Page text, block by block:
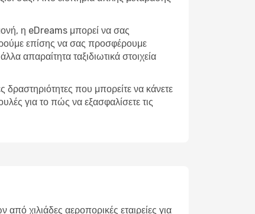
η eDreams μπορεί να σας
επίσης να σας προσφέρουμε
απαραίτητα ταξιδιωτικά στοιχεία
δραστηριότητες που μπορείτε να κάνετε
για το πώς να εξασφαλίσετε τις
χιλιάδες αεροπορικές εταιρείες για